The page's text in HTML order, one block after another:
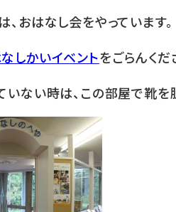
おはなし会をやっています。
しかいイベントをごらんくだ
いない時は、この部屋で靴を